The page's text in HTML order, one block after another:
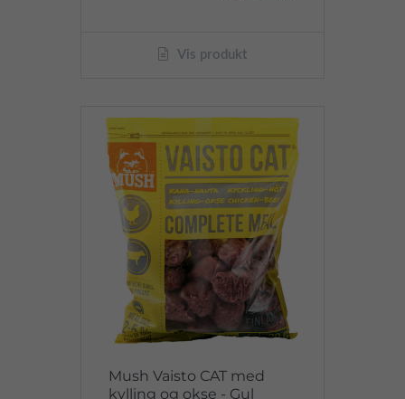
Vis produkt
Mush Vaisto CAT med
kylling og okse - Gul